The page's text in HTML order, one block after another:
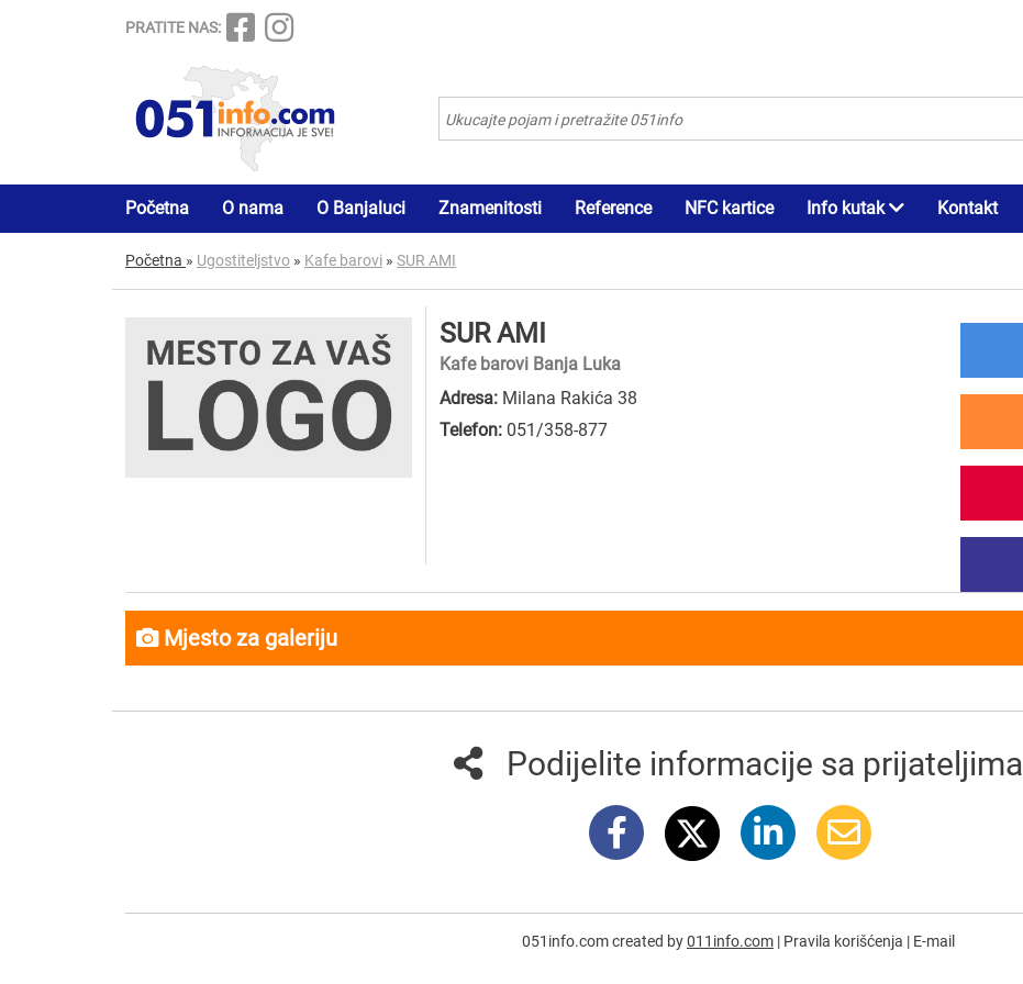
PRATITE NAS:
Početna O nama O Banjaluci Znamenitosti Reference NFC kartice Info kutak Kontakt
Početna » Ugostiteljstvo » Kafe barovi » SUR AMI
SUR AMI
Kafe barovi Banja Luka
Adresa: Milana Rakića 38
Telefon: 051/358-877
Mjesto za galeriju
Podijelite informacije sa prijateljima
051info.com created by011info.com | Pravila korišćenja | E-mail